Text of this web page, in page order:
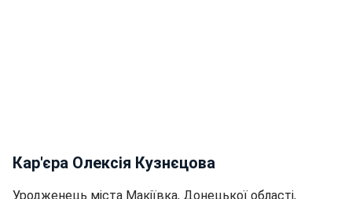
Кар'єра Олексія Кузнєцова
Уродженець міста Макіївка, Донецької області,